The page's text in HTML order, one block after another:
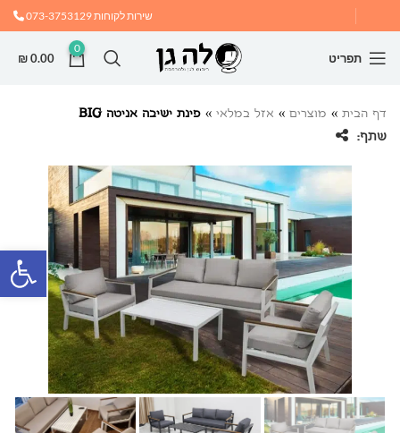
שירות לקוחות073-3753129
תפריט
0
₪0.00
דף הבית » מוצרים » אזל במלאי » פינת ישיבה אניטה BIG
שתף: